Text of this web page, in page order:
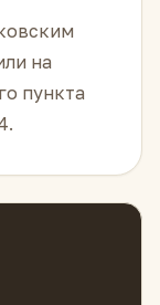
на
пункта